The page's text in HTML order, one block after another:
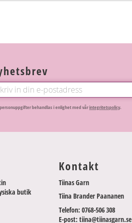
behandlas i enlighet med vårintegritetspolicy.
butik
Kontakt
Tiinas Garn
Tiina Brander Paananen
Telefon: 0768-506 308
E-post: tiina@tiinasgarn.se